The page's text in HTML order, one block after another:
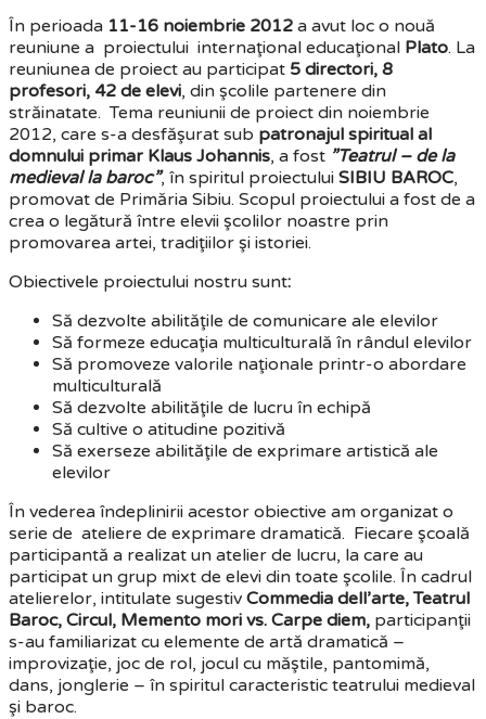
În perioada 11-16 noiembrie 2012 a avut loc o nouă
reuniune a proiectului internaţional educaţional Plato. La
reuniunea de proiect au participat 5 directori, 8
profesori, 42 de elevi, din şcolile partenere din
străinatate. Tema reuniunii de proiect din noiembrie
2012, care s-a desfăşurat sub patronajul spiritual al
domnului primar Klaus Johannis, a fost ”Teatrul – de la
medieval la baroc”, în spiritul proiectului SIBIU BAROC,
promovat de Primăria Sibiu. Scopul proiectului a fost de a
crea o legătură între elevii şcolilor noastre prin
promovarea artei, tradiţiilor şi istoriei.
Obiectivele proiectului nostru sunt:
Să dezvolte abilităţile de comunicare ale elevilor
Să formeze educaţia multiculturală în rândul elevilor
Să promoveze valorile naţionale printr-o abordare
multiculturală
Să dezvolte abilităţile de lucru în echipă
Să cultive o atitudine pozitivă
Să exerseze abilităţile de exprimare artistică ale
elevilor
În vederea îndeplinirii acestor obiective am organizat o
serie de ateliere de exprimare dramatică. Fiecare şcoală
participantă a realizat un atelier de lucru, la care au
participat un grup mixt de elevi din toate şcolile. În cadrul
atelierelor, intitulate sugestiv Commedia dell’arte, Teatrul
Baroc, Circul, Memento mori vs. Carpe diem, participanţii
s-au familiarizat cu elemente de artă dramatică –
improvizaţie, joc de rol, jocul cu măştile, pantomimă,
dans, jonglerie – în spiritul caracteristic teatrului medieval
şi baroc.